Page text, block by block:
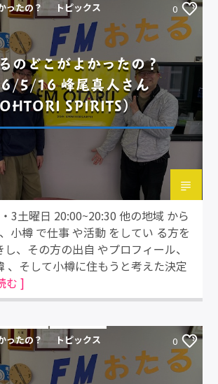
ったの？ トピックス 0
のどこがよかったの？
5/16 峰尾真人さん
SPIRITS）
3土曜日 20:00~20:30 他の地域 から
小樽 で仕事 や活動 をしてい る方を
、その方の出自 やプロフィール、
、そして小樽に住もうと考えた決定
む ]
ったの？ トピックス 0